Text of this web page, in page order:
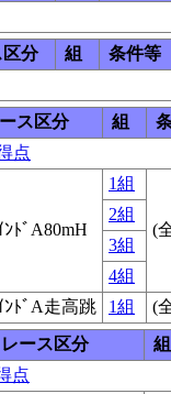
区分 組
条件等
ス区分 組
点
ﾝﾄﾞA80mH
1組
(
2組
3組
4組
ﾝﾄﾞA走高跳 1組
(
レース区分
組
点